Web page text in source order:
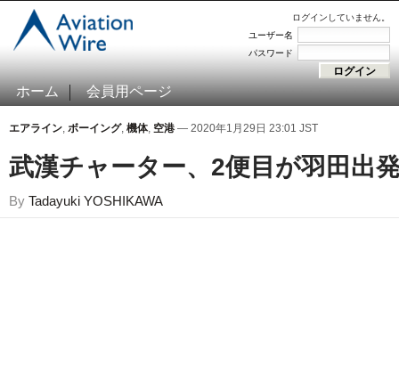
ログインしていません。
ユーザー名
パスワード
ホーム 会員用ページ
エアライン, ボーイング, 機体, 空港 — 2020年1月29日 23:01 JST
武漢チャーター、2便目が羽田出
By Tadayuki YOSHIKAWA